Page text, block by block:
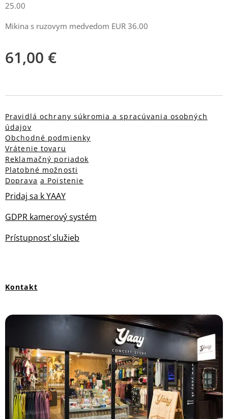
25.00
Mikina s ruzovym medvedom EUR 36.00
61,00 €
Pravidlá ochrany súkromia a spracúvania osobných
údajov
Obchodné podmienky
Vrátenie tovaru
Reklamačný poriadok
Platobné možnosti
Doprava a Poistenie
Pridaj sa k YAAY
GDPR kamerový systém
Prístupnosť služieb
Kontakt